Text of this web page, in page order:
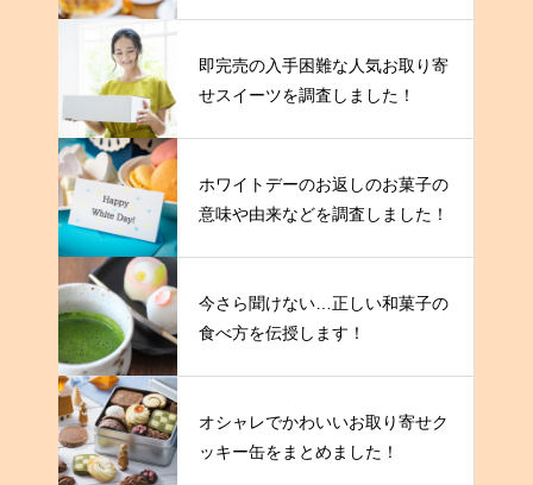
即完売の入手困難な人気お取り寄
せスイーツを調査しました！
ホワイトデーのお返しのお菓子の
意味や由来などを調査しました！
今さら聞けない…正しい和菓子の
食べ方を伝授します！
オシャレでかわいいお取り寄せク
ッキー缶をまとめました！